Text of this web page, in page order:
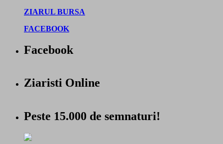
ZIARUL BURSA
FACEBOOK
Facebook
Ziaristi Online
Peste 15.000 de semnaturi!